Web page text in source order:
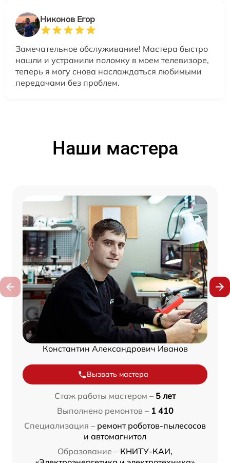
Никонов Егор
Замечательное обслуживание! Мастера быстро
нашли и устранили поломку в моем телевизоре,
теперь я могу снова наслаждаться любимыми
передачами без проблем.
Наши мастера
Константин Александрович Иванов
Вызвать мастера
Стаж работы мастером – 5 лет
Выполнено ремонтов – 1 410
Специализация – ремонт роботов-пылесосов
и автомагнитол
Образование – КНИТУ-КАИ,